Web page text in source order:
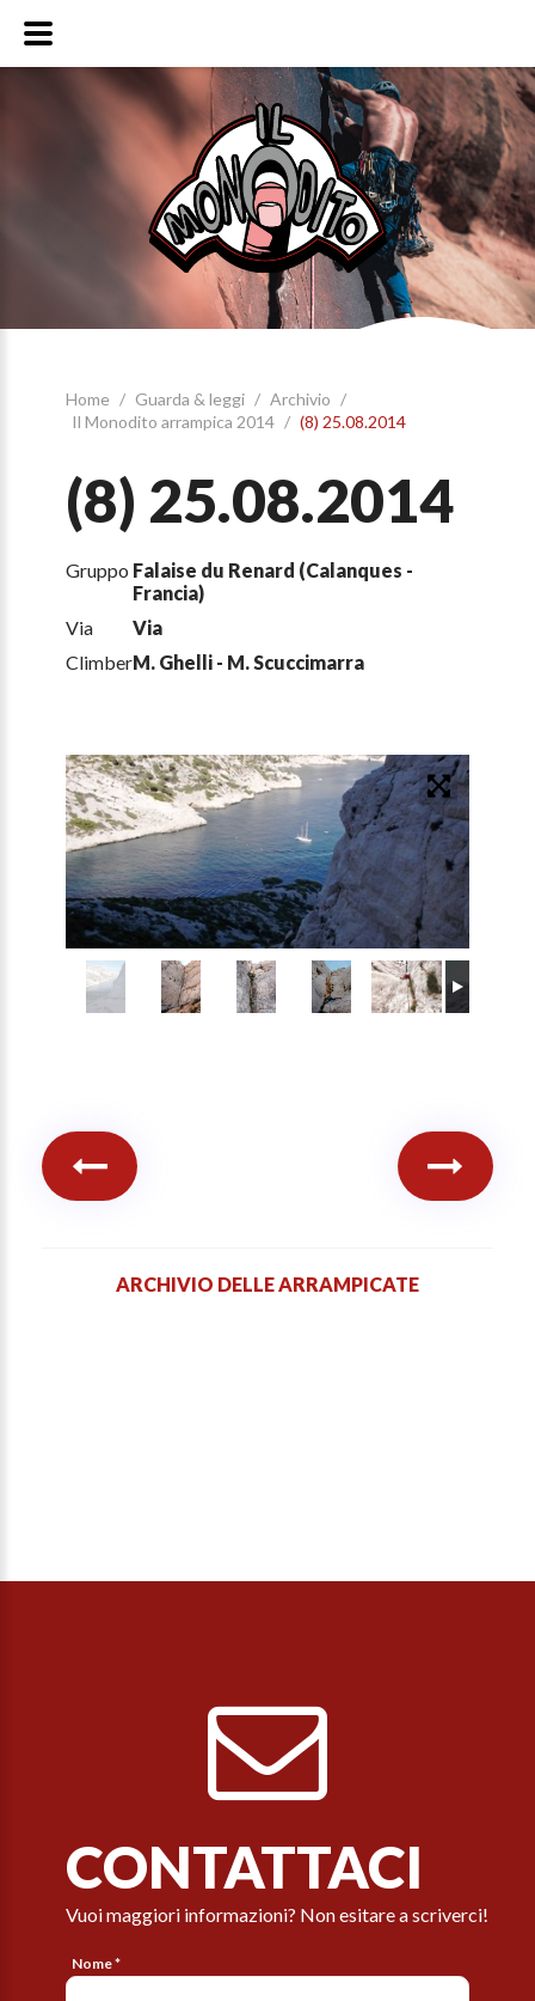
Home / Guarda & leggi / Archivio /
Il Monodito arrampica 2014 / (8) 25.08.2014
(8) 25.08.2014
Gruppo Falaise du Renard (Calanques -
Francia)
Via
Via
ClimberM. Ghelli - M. Scuccimarra
ARCHIVIO DELLE ARRAMPICATE
CONTATTACI
Vuoi maggiori informazioni? Non esitare a scriverci!
Nome *